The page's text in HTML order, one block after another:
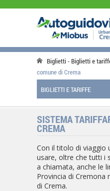
Biglietti Biglietti e
comune di Crema
BIGLIETTI E TARIFFE
SISTEMA
CREMA
Con il titolo di viaggio
usare, oltre che tutti i
a chiamata, anche le
Provincia di Cremona
di Crema.